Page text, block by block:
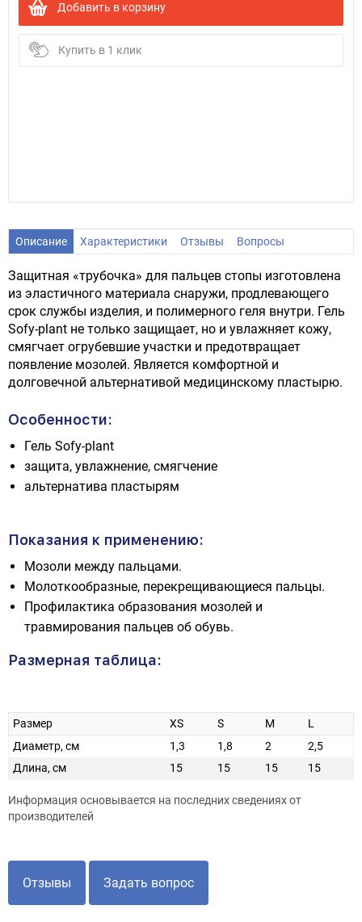
Добавить в корзину
Купить в 1 клик
Описание Характеристики Отзывы Вопросы
Защитная «трубочка» для пальцев стопы изготовлена
из эластичного материала снаружи, продлевающего
срок службы изделия, и полимерного геля внутри. Гель
Sofy-plant не только защищает, но и увлажняет кожу,
смягчает огрубевшие участки и предотвращает
появление мозолей. Является комфортной и
долговечной альтернативой медицинскому пластырю.
Особенности:
Гель Sofy-plant
защита, увлажнение, смягчение
альтернатива пластырям
Показания к применению:
Мозоли между пальцами.
Молоткообразные, перекрещивающиеся пальцы.
Профилактика образования мозолей и
травмирования пальцев об обувь.
Размерная таблица:
Размер XS S M
L
Диаметр, см
1,3 1,8 2
2,5
Длина, см
15 15 15 15
Информация основывается на последних сведениях от
производителей
Отзывы Задать вопрос